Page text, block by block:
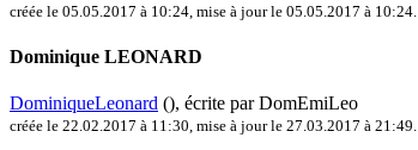
créée le 05.05.2017 à 10:24 mise à jour le 05.05.2017 à 10:24
Dominique LEONARD
DominiqueLeonard (), écrite par DomEmiLeo
créée le 22.02.2017 à 11:30, mise à jour le 27.03.2017 à 21:49.